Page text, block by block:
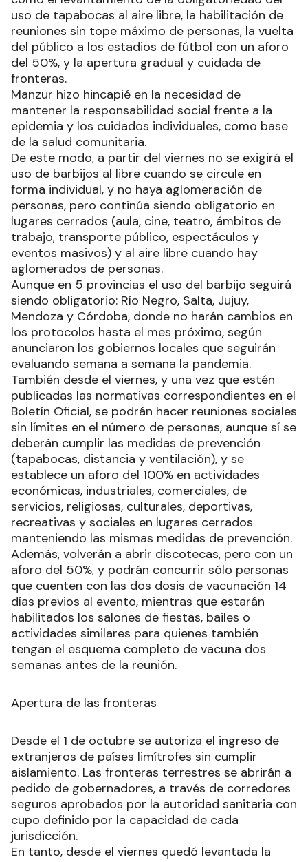
uso de tapabocas al aire libre, la habilitación de
reuniones sin tope máximo de personas, la vuelta
del público a los estadios de fútbol con un aforo
del 50%, y la apertura gradual y cuidada de
fronteras.
Manzur hizo hincapié en la necesidad de
mantener la responsabilidad social frente a la
epidemia y los cuidados individuales, como base
de la salud comunitaria.
De este modo, a partir del viernes no se exigirá el
uso de barbijos al libre cuando se circule en
forma individual, y no haya aglomeración de
personas, pero continúa siendo obligatorio en
lugares cerrados (aula, cine, teatro, ámbitos de
trabajo, transporte público, espectáculos y
eventos masivos) y al aire libre cuando hay
aglomerados de personas.
Aunque en 5 provincias el uso del barbijo seguirá
siendo obligatorio: Río Negro, Salta, Jujuy,
Mendoza y Córdoba, donde no harán cambios en
los protocolos hasta el mes próximo, según
anunciaron los gobiernos locales que seguirán
evaluando semana a semana la pandemia.
También desde el viernes, y una vez que estén
publicadas las normativas correspondientes en el
Boletín Oficial, se podrán hacer reuniones sociales
sin límites en el número de personas, aunque sí se
deberán cumplir las medidas de prevención
(tapabocas, distancia y ventilación), y se
establece un aforo del 100% en actividades
económicas, industriales, comerciales, de
servicios, religiosas, culturales, deportivas,
recreativas y sociales en lugares cerrados
manteniendo las mismas medidas de prevención.
Además, volverán a abrir discotecas, pero con un
aforo del 50%, y podrán concurrir sólo personas
que cuenten con las dos dosis de vacunación 14
días previos al evento, mientras que estarán
habilitados los salones de fiestas, bailes o
actividades similares para quienes también
tengan el esquema completo de vacuna dos
semanas antes de la reunión.
Apertura de las fronteras
Desde el 1 de octubre se autoriza el ingreso de
extranjeros de países limítrofes sin cumplir
aislamiento. Las fronteras terrestres se abrirán a
pedido de gobernadores, a través de corredores
seguros aprobados por la autoridad sanitaria con
cupo definido por la capacidad de cada
jurisdicción.
En tanto, desde el viernes quedó levantada la